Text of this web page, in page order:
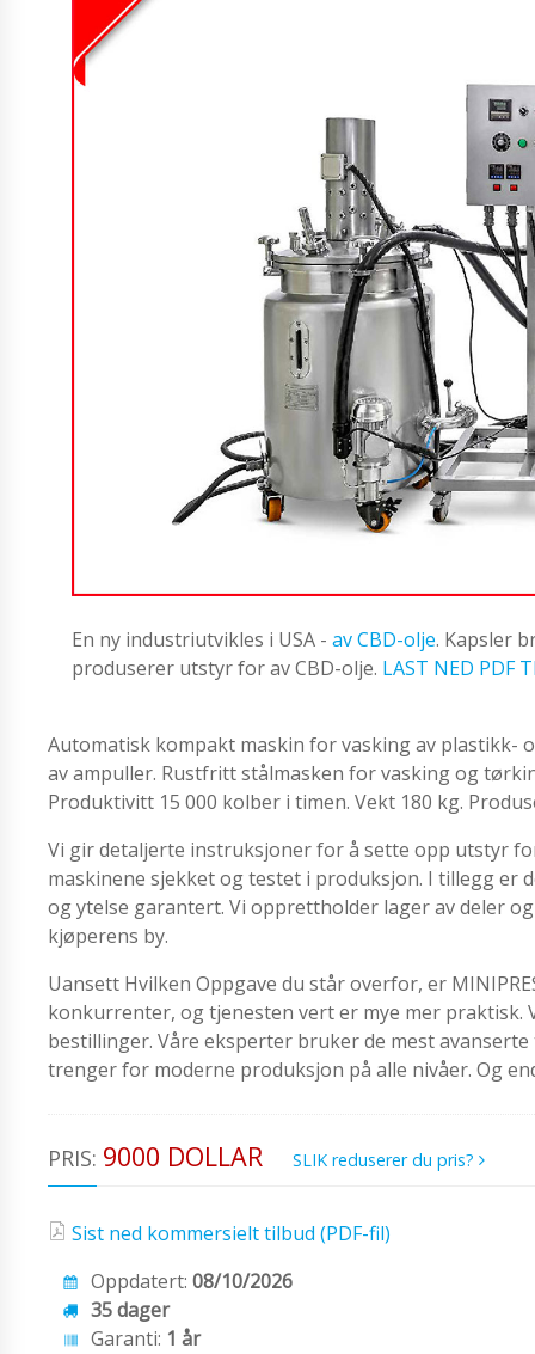
En ny industriutvikles i USA - av CBD-olje. Kapsler
produserer utstyr for av CBD-olje. LAST NED PDF
Automatisk kompakt maskin for vasking av
av ampuller. Rustfritt stålmasken for vasking og
Produktivitt 15 000 kolber i timen. Vekt 180 kg.
Vi gir detaljerte instruksjoner for å sette opp utstyr
maskinene sjekket og testet i produksjon. I tillegg er
og ytelse garantert. Vi opprettholder lager av deler
kjøperens by.
Uansett Hvilken Oppgave du står overfor, er
konkurrenter, og tjenesten vert er mye mer
bestillinger. Våre eksperter bruker de mest
trenger for moderne produksjon på alle nivåer. Og
PRIS: 9000 DOLLAR SLIK reduserer du pris?
Sist ned kommersielt tilbud (PDF-fil)
Oppdatert: 08/10/2026
35 dager
Garanti: 1 år